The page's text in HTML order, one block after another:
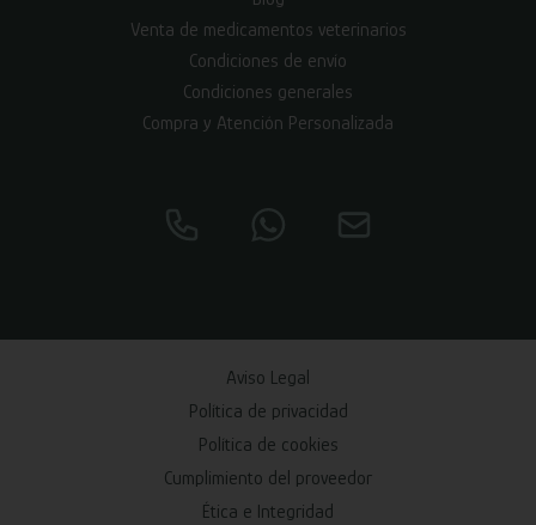
Venta de medicamentos veterinarios
Condiciones de envío
Condiciones generales
Compra y Atención Personalizada
Aviso Legal
Política de privacidad
Política de cookies
Cumplimiento del proveedor
Ética e Integridad